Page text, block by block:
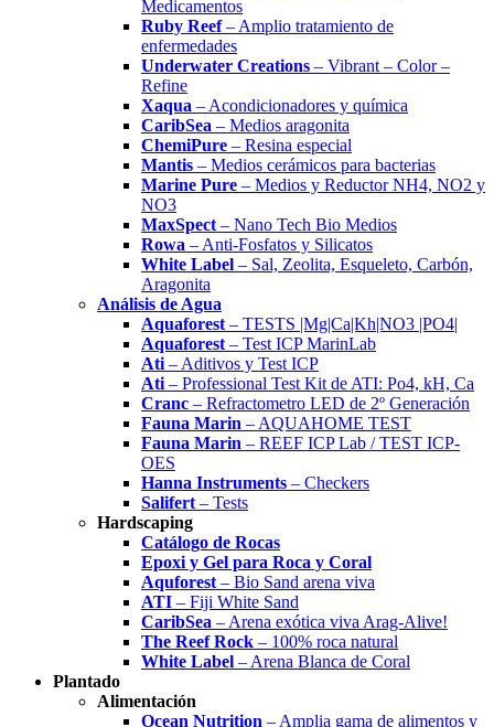
Medicamentos
Ruby Reef– Amplio tratamiento de
enfermedades
Underwater Creations – Vibrant – Color –
Refine
Xaqua – Acondicionadores y química
CaribSea – Medios aragonita
ChemiPure – Resina especial
Mantis – Medios cerámicos para bacterias
Marine Pure – Medios y Reductor NH4, NO2 y
NO3
MaxSpect – Nano Tech Bio Medios
Rowa – Anti-Fosfatos y Silicatos
White Label – Sal, Zeolita, Esqueleto, Carbón,
Aragonita
Análisis de Agua
Aquaforest – TESTS |Mg|Ca|Kh|NO3 |PO4|
Aquaforest – Test ICP MarinLab
Ati – Aditivos y Test ICP
Ati – Professional Test Kit de ATI: Po4, kH, Ca
Cranc – Refractometro LED de 2º Generación
Fauna Marin – AQUAHOME TEST
Fauna Marin – REEF ICP Lab / TEST ICP-
OES
Hanna Instruments – Checkers
Salifert – Tests
Hardscaping
Catálogo de Rocas
Epoxi y Gel para Roca y Coral
Aquforest – Bio Sand arena viva
ATI – Fiji White Sand
CaribSea – Arena exótica viva Arag-Alive!
The Reef Rock – 100% roca natural
White Label – Arena Blanca de Coral
Plantado
Alimentación
Ocean Nutrition – Amplia gama de alimentos y